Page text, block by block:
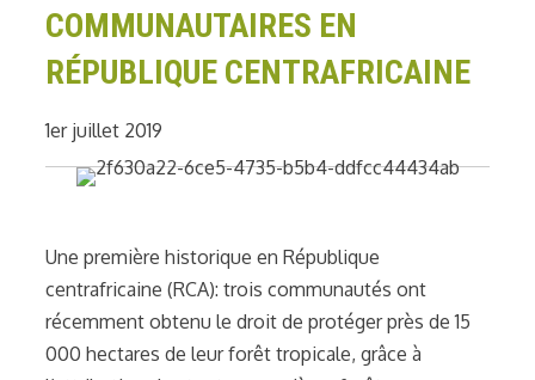
COMMUNAUTAIRES EN
RÉPUBLIQUE CENTRAFRICAINE
1er juillet 2019
Une première historique en République
centrafricaine (RCA): trois communautés ont
récemment obtenu le droit de protéger près de 15
000 hectares de leur forêt tropicale, grâce à